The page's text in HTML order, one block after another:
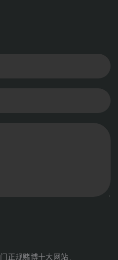
门正规赌博十大网站